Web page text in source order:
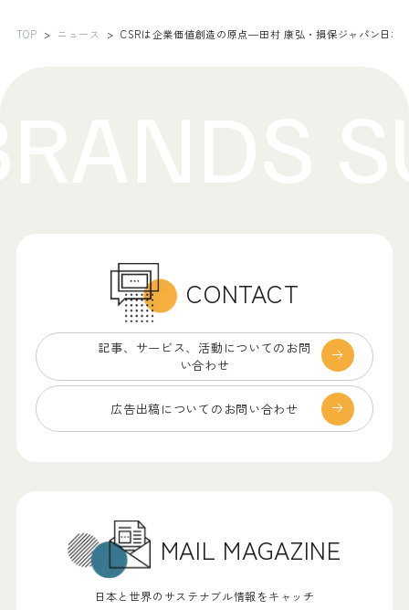
TOP ニュース CSRは企業価値創造の原点―田村 康弘・損保ジャパン日本
CONTACT
記事、サービス、 活動についてのお問
い合わせ
広告出稿についての お問い合わせ
MAIL MAGAZINE
日本と世界のサステナブル情報をキャッチ